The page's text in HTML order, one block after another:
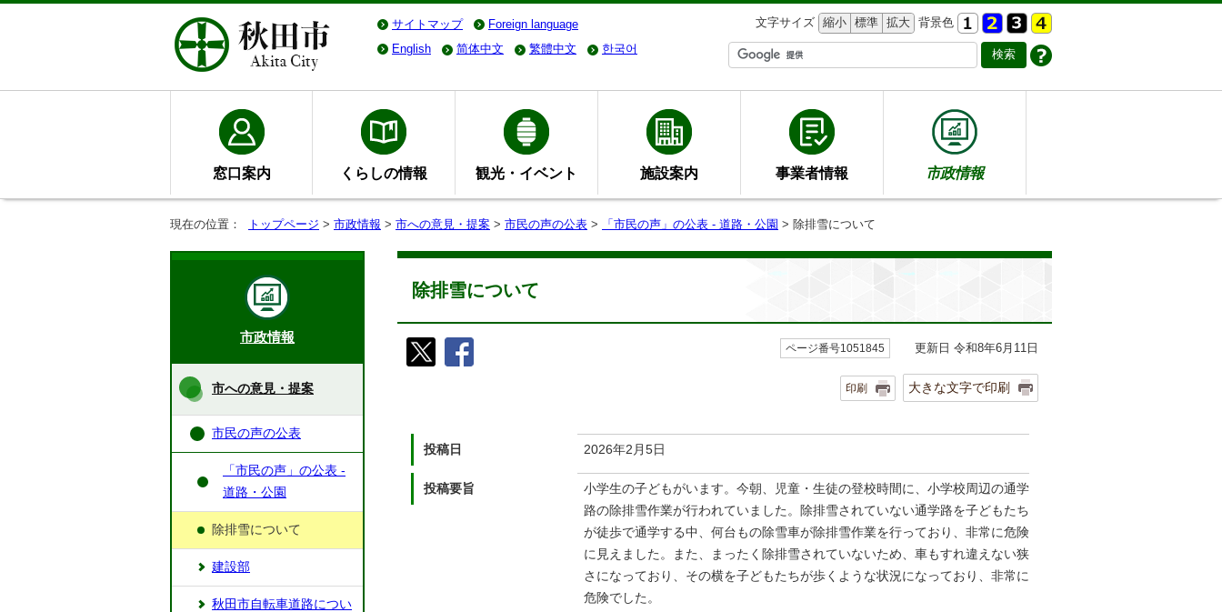
サイトマップ Foreign language 文字サイズ 縮小 標準 拡大 背景色
English
简体中文 繁體中文 한국어
窓口案内 くらしの情報 観光・イベント 施設案内 事業者情報 市政情報
現在の位置： トップページ > 市政情報 > 市への意見・提案 > 市民の声の公表 > 「市民の声」の公表 - 道路・公園 > 除排雪について
除排雪について
ページ番号1051845 更新日 令和8年6月11日
印刷 大きな文字で印刷
投稿日 2026年2月5日
投稿要旨
⼩学⽣の⼦どもがいます。今朝、児童・⽣徒の登校時間に、⼩学校周辺の通学
路の除排雪作業が⾏われていました。除排雪されていない通学路を⼦どもたち
が徒歩で通学する中、何台もの除雪⾞が除排雪作業を⾏っており、非常に危険
に⾒えました。また、まったく除排雪されていないため、⾞もすれ違えない狭
さになっており、その横を⼦どもたちが歩くような状況になっており、非常に
危険でした。
市政情報
市への意見・提案
市民の声の公表
「市民の声」の公表 -
道路・公園
除排雪について
建設部
秋田市自転車道路につい